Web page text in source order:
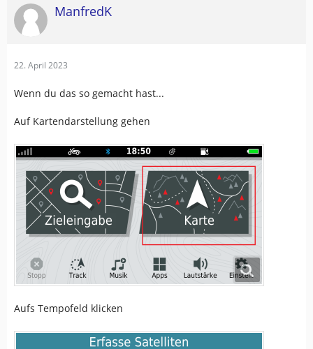
ManfredK
22. April 2023
Wenn du das so gemacht hast...
Auf Kartendarstellung gehen
Aufs Tempofeld klicken